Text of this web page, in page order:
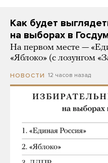
Как будет
на выборах в
На первом месте —
«Яблоко» (с лозунгом
НОВОСТИ 12 часов назад